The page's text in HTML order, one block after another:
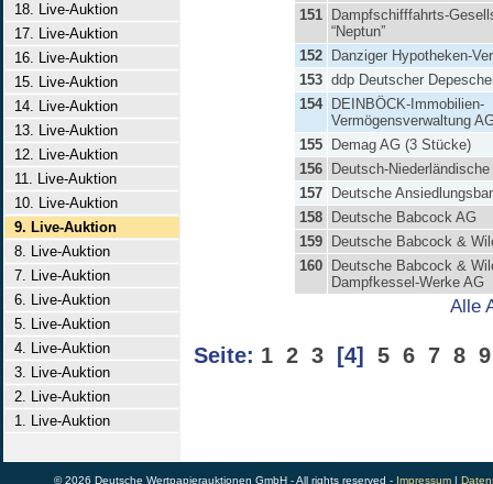
18. Live-Auktion
17. Live-Auktion
16. Live-Auktion
15. Live-Auktion
14. Live-Auktion
13. Live-Auktion
12. Live-Auktion
11. Live-Auktion
10. Live-Auktion
9. Live-Auktion
8. Live-Auktion
7. Live-Auktion
6. Live-Auktion
5. Live-Auktion
4. Live-Auktion
3. Live-Auktion
2. Live-Auktion
1. Live-Auktion
151
Dampfschifffahrts-
“Neptun”
152
Danziger Hypotheken-
153 ddp Deutscher
154
DEINBÖCK-Immobilien-
Vermögensverwaltung
155
Demag AG (3 Stücke)
156
Deutsch-
157
Deutsche
158
Deutsche Babcock AG
159
Deutsche Babcock &
160
Deutsche Babcock &
Dampfkessel-Werke AG
Alle
Seite: 1 2 3 [4] 5 6 7 8 9
© 2026 Deutsche Wertpapierauktionen GmbH - All rights reserved - Impressum|